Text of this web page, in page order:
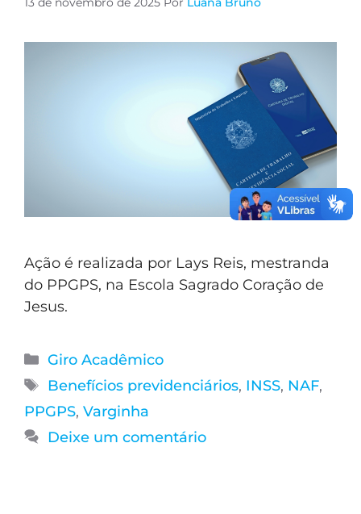
Ação é realizada por Lays Reis, mestranda
do PPGPS, na Escola Sagrado Coração de
Jesus.
Giro Acadêmico
Benefícios previdenciários, INSS, NAF,
PPGPS, Varginha
Deixe um comentário